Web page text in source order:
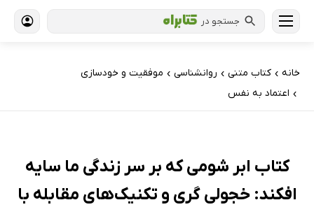
جستجو در
خانه › کتاب‌ متنی › روانشناسی › موفقیت و خودسازی
› اعتماد به نفس
کتاب ابر شومی که بر سر زندگی ما سایه
افکند: خجولی گری و تکنیک‌های مقابله با